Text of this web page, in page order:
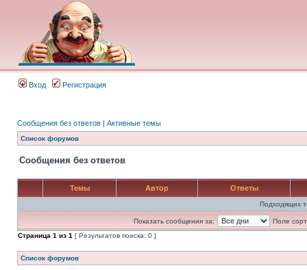
Вход Регистрация
Сообщения без ответов | Активные темы
Список форумов
Сообщения без ответов
Темы Автор Ответы
Подходящих
Показать сообщения за:
Поле
Страница 1 из 1 [ Результатов поиска: 0 ]
Список форумов